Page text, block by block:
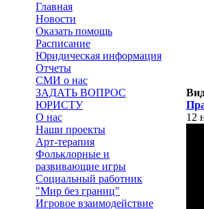
Главная
Новости
Оказать помощь
Расписание
Юридическая информация
Отчеты
СМИ о нас
ЗАДАТЬ ВОПРОС
ЮРИСТУ
О нас
Наши проекты
Арт-терапия
Фольклорные и
развивающие игры
Социальный работник
"Мир без границ"
Игровое взаимодействие
12